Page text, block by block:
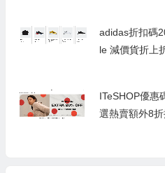
adidas折扣碼
le 減價貨折上
ITeSHOP優惠
選熱賣額外8